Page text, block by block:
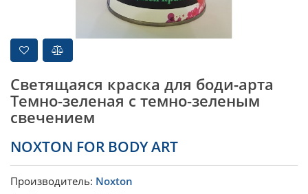
Светящаяся краска для боди-арта
Темно-зеленая с темно-зеленым
свечением
NOXTON FOR BODY ART
Производитель: Noxton